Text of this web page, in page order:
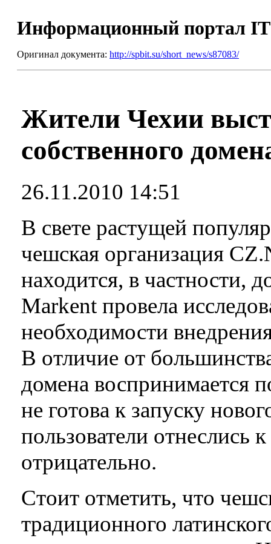
Информационный портал
Оригинал документа: http://spbit.su/short_news/s87083/
Жители Чехии
собственного
26.11.2010 14:51
В свете растущей
чешская организация
находится, в частности,
Markent провела
необходимости
В отличие от
домена воспринимается
не готова к запуску
пользователи
отрицательно.
Стоит отметить, что
традиционного